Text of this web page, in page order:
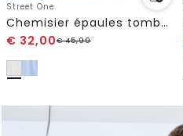
Street One
Chemisier épaules tombantes avec bande brodée
€ 32,00€45,99